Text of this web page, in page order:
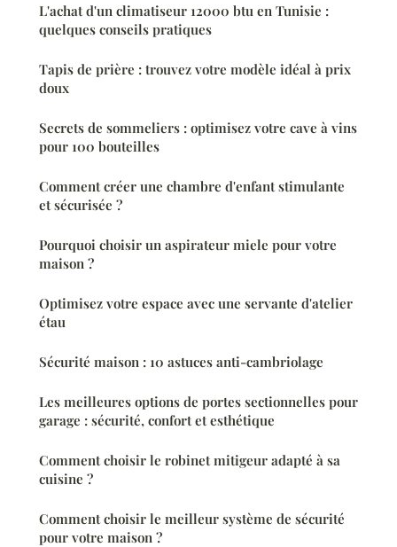
L'achat d'un climatiseur 12000 btu en Tunisie :
quelques conseils pratiques
Tapis de prière : trouvez votre modèle idéal à prix
doux
Secrets de sommeliers : optimisez votre cave à vins
pour 100 bouteilles
Comment créer une chambre d'enfant stimulante
et sécurisée ?
Pourquoi choisir un aspirateur miele pour votre
maison ?
Optimisez votre espace avec une servante d'atelier
étau
Sécurité maison : 10 astuces anti-cambriolage
Les meilleures options de portes sectionnelles pour
garage : sécurité, confort et esthétique
Comment choisir le robinet mitigeur adapté à sa
cuisine ?
Comment choisir le meilleur système de sécurité
pour votre maison ?